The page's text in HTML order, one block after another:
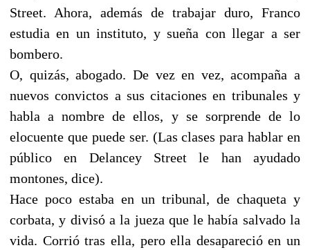
Street. Ahora, además de trabajar duro, Franco
estudia en un instituto, y sueña con llegar a ser
bombero.
O, quizás, abogado. De vez en vez, acompaña a
nuevos convictos a sus citaciones en tribunales y
habla a nombre de ellos, y se sorprende de lo
elocuente que puede ser. (Las clases para hablar en
público en Delancey Street le han ayudado
montones, dice).
Hace poco estaba en un tribunal, de chaqueta y
corbata, y divisó a la jueza que le había salvado la
vida. Corrió tras ella, pero ella desapareció en un